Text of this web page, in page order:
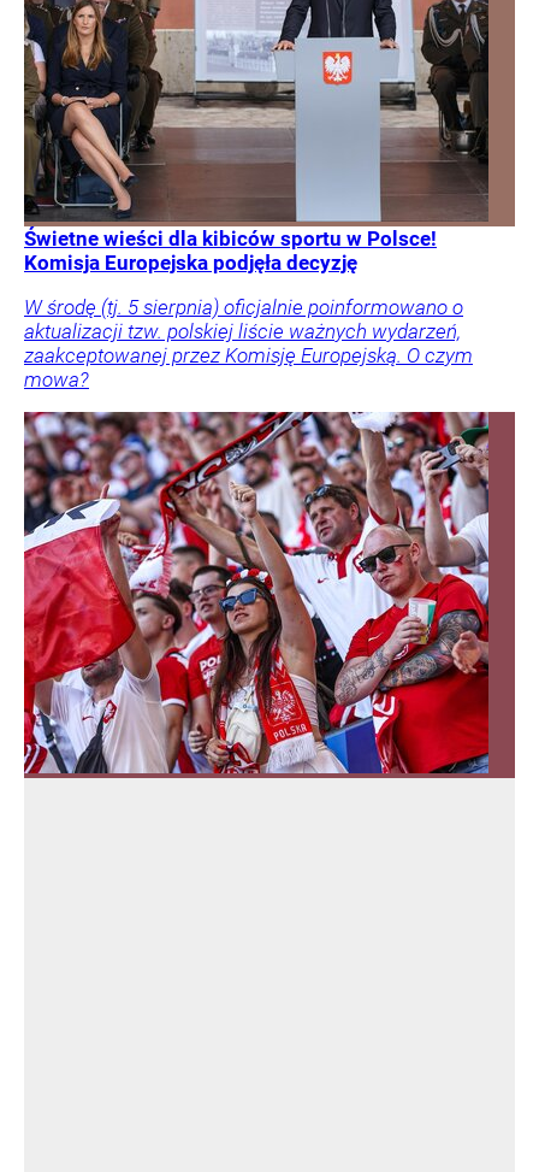
Świetne wieści dla kibiców sportu w Polsce!
Komisja Europejska podjęła decyzję
W środę (tj. 5 sierpnia) oficjalnie poinformowano o
aktualizacji tzw. polskiej liście ważnych wydarzeń,
zaakceptowanej przez Komisję Europejską. O czym
mowa?